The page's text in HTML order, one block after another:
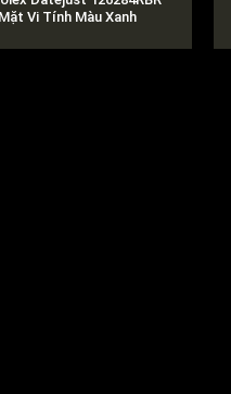
Vi Tính Màu Xanh